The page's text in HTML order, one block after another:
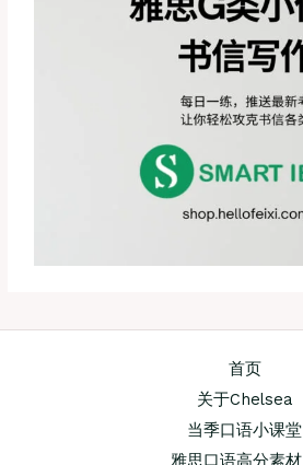
首页
关于Chelsea
当季口语小课堂
雅思口语高分素材